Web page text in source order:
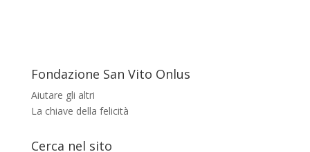
Fondazione San Vito Onlus
Aiutare gli altri
La chiave della felicità
Cerca nel sito